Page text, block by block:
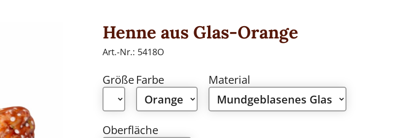
Henne aus Glas-Orange
Art.-Nr.: 5418O
Größe Farbe Material
Oberfläche